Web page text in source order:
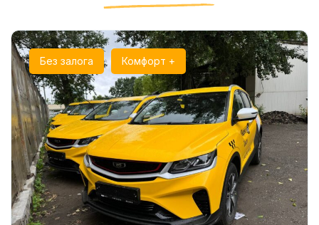
Без залога Комфорт +